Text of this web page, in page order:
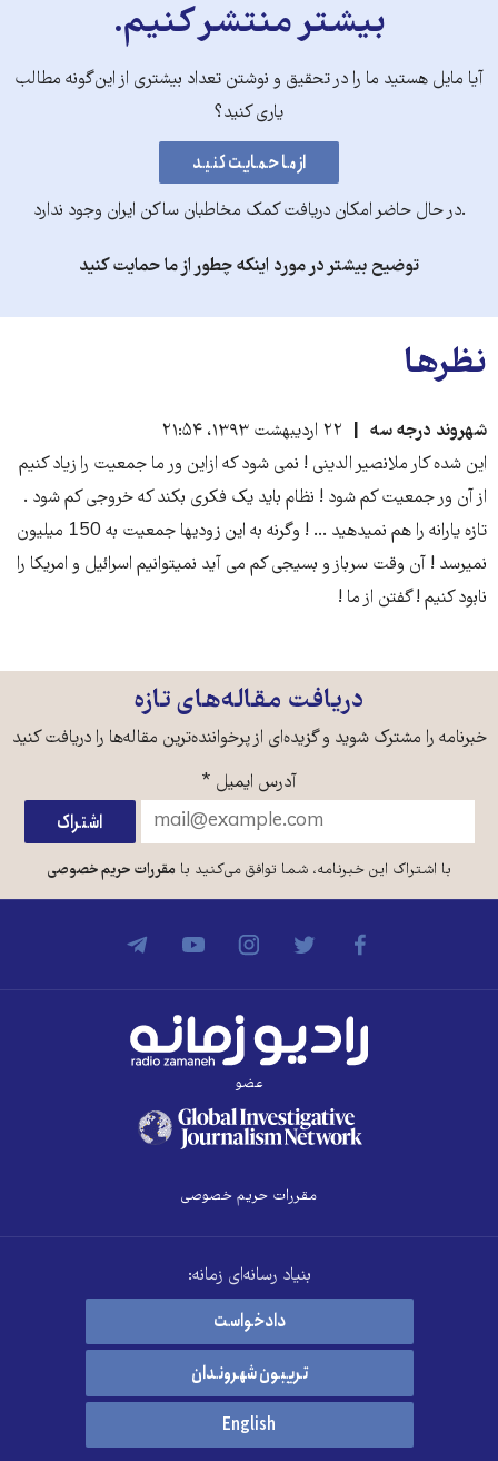
بیشتر منتشر کنیم.
آیا مایل هستید ما را در تحقیق و نوشتن تعداد بیشتری از این‌گونه مطالب
یاری کنید؟
.در حال حاضر امکان دریافت کمک مخاطبان ساکن ایران وجود ندارد
توضیح بیشتر در مورد اینکه چطور از ما حمایت کنید
نظرها
شهروند درجه سه
۲۲ اردیبهشت ۱۳۹۳، ۲۱:۵۴
این شده کار ملانصیر الدینی ! نمی شود که ازاین ور ما جمعیت را زیاد کنیم
از آن ور جمعیت کم شود ! نظام باید یک فکری بکند که خروجی کم شود .
تازه یارانه را هم نمیدهید ... ! وگرنه به این زودیها جمعیت به 150 میلیون
نمیرسد ! آن وقت سرباز و بسیجی کم می آید نمیتوانیم اسرائیل و امریکا را
نابود کنیم ! گفتن از ما !
دریافت مقاله‌های تازه
خبرنامه را مشترک شوید و گزیده‌ای از پرخواننده‌ترین مقاله‌ها را دریافت کنید
آدرس ایمیل *
با اشتراک این خبرنامه، شما توافق می‌کنید بامقررات حریم خصوصی
عضو
مقررات حریم خصوصی
بنیاد رسانه‌ای زمانه:
دادخواست
تریبون شهروندان
English